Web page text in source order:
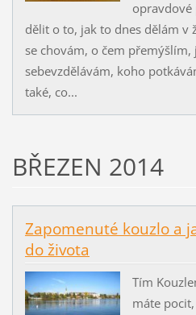
opravdové
dělit o to, jak to dnes dělám v
se chovám, o čem přemýšlím,
sebevzdělávám, koho
také, co...
BŘEZEN 2014
Zapomenuté kouzlo a
do života
Tím
máte